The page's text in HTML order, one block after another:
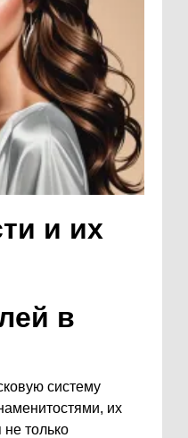
и их
в
систему
их
не только